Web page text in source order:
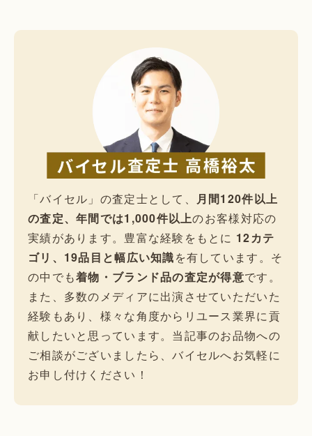
「バイセル」の査定士として、
月間120件以上
の査定、年間では1,000件以上のお客様対応の
実績があります。豊富な経験をもとに 12カテ
ゴリ、19品目と幅広い知識を有しています。そ
の中でも着物・ブランド品の査定が得意です。
また、多数のメディアに出演させていただいた
経験もあり、様々な角度からリユース業界に貢
献したいと思っています。当記事のお品物への
ご相談がございましたら、バイセルへお気軽に
お申し付けください！